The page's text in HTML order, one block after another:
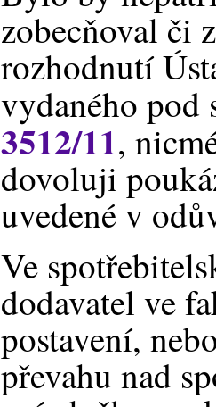
zobecňoval či
rozhodnutí
vydaného
3512/11,
dovoluji
uvedené v
Ve
dodavatel ve
postavení,
převahu nad